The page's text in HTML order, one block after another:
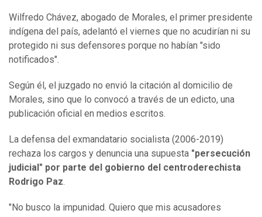
Wilfredo Chávez, abogado de Morales, el primer presidente
indígena del país, adelantó el viernes que no acudirían ni su
protegido ni sus defensores porque no habían "sido
notificados".
Según él, el juzgado no envió la citación al domicilio de
Morales, sino que lo convocó a través de un edicto, una
publicación oficial en medios escritos.
La defensa del exmandatario socialista (2006-2019)
rechaza los cargos y denuncia una supuesta "persecución
judicial" por parte del gobierno del centroderechista
Rodrigo Paz.
"No busco la impunidad. Quiero que mis acusadores